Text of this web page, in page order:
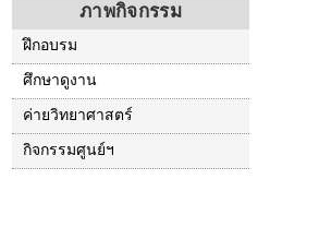
ภาพกิจกรรม
ฝึกอบรม
ศึกษาดูงาน
ค่ายวิทยาศาสตร์
กิจกรรมศูนย์ฯ